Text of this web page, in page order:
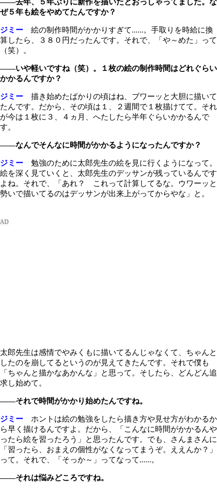
――去年、５年ぶりに新作を描いたとおっしゃってました。な
ぜ５年も絵をやめてたんですか？
ジミー 絵の制作時間がかかりすぎて......。手取りを時給に換
算したら、３８０円だったんです。それで、「や～めた」って
（笑）。
――いや軽いですね（笑）。１枚の絵の制作時間はどれぐらい
かかるんですか？
ジミー 描き始めたばかりの頃はね、ブワーッと大胆に描いて
たんです。だから、その頃は１、２週間で１枚描けてて。それ
が今は１枚に３、４ヵ月、へたしたら半年ぐらいかかるんで
す。
――なんでそんなに時間がかかるようになったんですか？
ジミー 勉強のために太郎先生の絵を見に行くようになって。
絵を深く見ていくと、太郎先生のデッサンが残っているんです
よね。それで、「あれ？ これって計算してるな。ウワーッと
勢いで描いてるのはデッサンが出来上がってからやな」と。
太郎先生は感情でやみくもに描いてるんじゃなくて、ちゃんと
したのを崩してるというのが見えてきたんです。それで僕も
「ちゃんと描かなあかんな」と思って。そしたら、どんどん追
求し始めて。
――それで時間がかかり始めたんですね。
ジミー ホントは絵の勉強をしたら描き方や見せ方がわかるか
ら早く描けるんですよ。だから、「こんなに時間がかかるんや
ったら絵を習ったろう」と思ったんです。でも、さんまさんに
「習ったら、おまえの個性がなくなってまうぞ。ええんか？」
って。それで、「そっか～」ってなって......。
――それは悩みどころですね。